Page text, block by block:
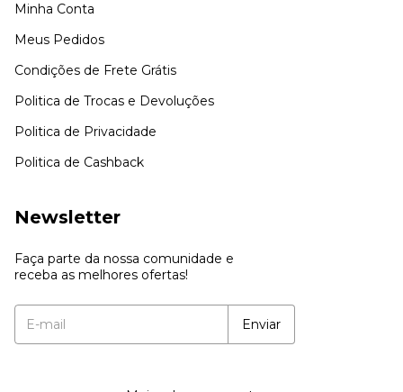
Minha Conta
Meus Pedidos
Condições de Frete Grátis
Politica de Trocas e Devoluções
Politica de Privacidade
Politica de Cashback
Newsletter
Faça parte da nossa comunidade e
receba as melhores ofertas!